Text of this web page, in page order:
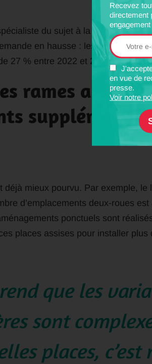
Recevez
directement
engagement
en vue de
presse.
Voir notre
du sujet à la Fédération
en hausse : les ventes de
27 % entre 2022 et 2023, selon la
rames avec
déjà mieux pourvu. Par exemple, le
d’emplacements deux-roues
ponctuels sont
places assises pour installer plus
que les
sont
places, c’est